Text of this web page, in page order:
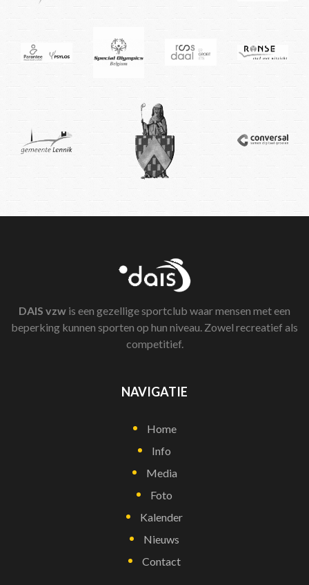
DAIS vzw is een gezellige sportclub waar mensen met een
beperking kunnen sporten op hun niveau. Zowel recreatief als
competitief.
NAVIGATIE
Home
Info
Media
Foto
Kalender
Nieuws
Contact